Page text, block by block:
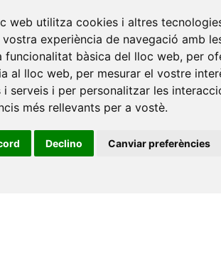
web utilitza cookies i altres
experiència de navegació amb
funcionalitat bàsica del lloc web, per
al lloc web, per mesurar el vostre
i serveis i per personalitzar les
més rellevants per a vostè.
Declino Canviar preferències
a
Universitat Jaume
Av. de Vicent Sos
12071 Castelló de
e-